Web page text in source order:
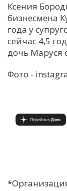
М
Н
Ксения
бизнесмена
года у
сейчас 4,5
дочь Маруся
Фото -
*